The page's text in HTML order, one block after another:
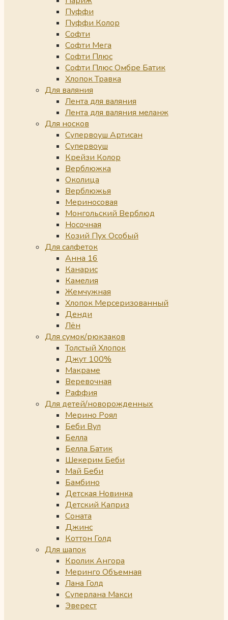
Пуффи
Пуффи Колор
Софти
Софти Мега
Софти Плюс
Софти Плюс Омбре Батик
Хлопок Травка
Для валяния
Лента для валяния
Лента для валяния меланж
Для носков
Супервоуш Артисан
Супервоуш
Крейзи Колор
Верблюжка
Околица
Верблюжья
Мериносовая
Монгольский Верблюд
Носочная
Козий Пух Особый
Для салфеток
Анна 16
Канарис
Камелия
Жемчужная
Хлопок Мерсеризованный
Денди
Лён
Для сумок/рюкзаков
Толстый Хлопок
Джут 100%
Макраме
Веревочная
Раффия
Для детей/новорожденных
Мерино Роял
Беби Вул
Белла
Белла Батик
Шекерим Беби
Май Беби
Бамбино
Детская Новинка
Детский Каприз
Соната
Джинс
Коттон Голд
Для шапок
Кролик Ангора
Меринго Объемная
Лана Голд
Суперлана Макси
Эверест